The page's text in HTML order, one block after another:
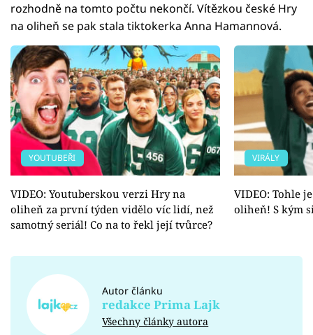
rozhodně na tomto počtu nekončí. Vítězkou české Hry
na oliheň se pak stala tiktokerka Anna Hamannová.
YOUTUBEŘI
VIDEO: Youtuberskou verzi Hry na
oliheň za první týden vidělo víc lidí, než
samotný seriál! Co na to řekl její tvůrce?
VIRÁLY
VIDEO: Tohle
oliheň! S kým
Autor článku
redakce Prima Lajk
Všechny články autora